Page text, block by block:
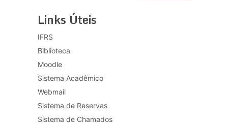
Links Úteis
IFRS
Biblioteca
Moodle
Sistema Acadêmico
Webmail
Sistema de Reservas
Sistema de Chamados